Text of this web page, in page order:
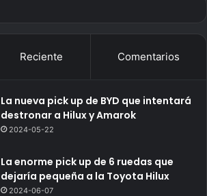
Reciente Comentarios
La nueva pick up de BYD que intentará
destronar a Hilux y Amarok
2024-05-22
La enorme pick up de 6 ruedas que
dejaría pequeña a la Toyota Hilux
2024-06-07